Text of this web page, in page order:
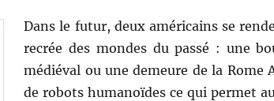
Dans le futur, deux américains se
recrée des mondes du passé : une
médiéval ou une demeure de la Rome
de robots humanoïdes ce qui permet